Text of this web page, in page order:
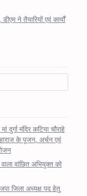
ने तैयारियों एवं कार्यों
दुर्गा मंदिर कटिया चौराहे
के पूजन, अर्चन एवं
वांछित अभियुक्त को
जिला अध्यक्ष पद हेतु